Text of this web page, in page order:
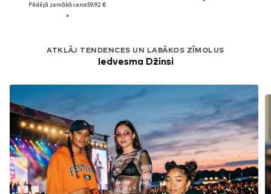
Pēdējā zemākā cena:59,92 €
ATKLĀJ TENDENCES UN LABĀKOS ZĪMOLUS
Iedvesma Džinsi